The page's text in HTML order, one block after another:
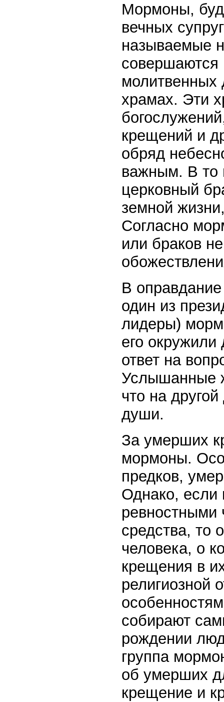
Мормоны,
вечных
называемые
совершаются
молитвенных
храмах. Эти
крещений и
обряд
важным. В то
церковный
земной
Согласно
или браков
В
один из
лидеры)
его
ответ на
Услышанные
что на
души.
За умерших
мормоны.
предков,
Однако, если
ревностными
средства, то
человека, о
крещения в
религиозной
собирают
рождении
группа
об умерших
крещение и